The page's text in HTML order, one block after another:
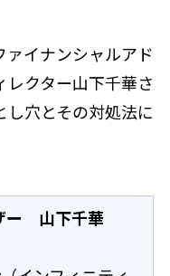
イナンシャルアド
クター山下千華さ
穴とその対処法に
ー 山下千華